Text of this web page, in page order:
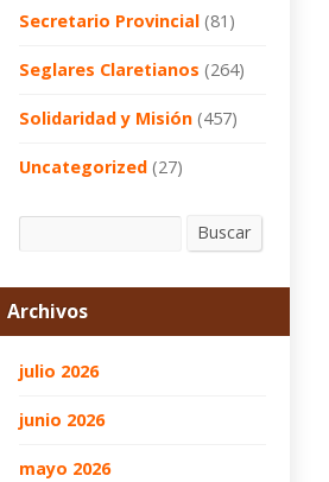
Secretario Provincial (81)
Seglares Claretianos (264)
Solidaridad y Misión (457)
Uncategorized (27)
Buscar
Archivos
julio 2026
junio 2026
mayo 2026